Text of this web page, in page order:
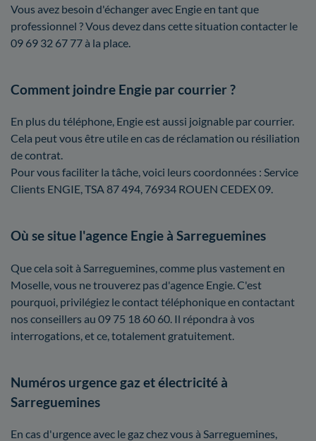
Vous avez besoin d'échanger avec Engie en tant que
professionnel ? Vous devez dans cette situation contacter le
09 69 32 67 77 à la place.
Comment joindre Engie par courrier ?
En plus du téléphone, Engie est aussi joignable par courrier.
Cela peut vous être utile en cas de réclamation ou résiliation
de contrat.
Pour vous faciliter la tâche, voici leurs coordonnées : Service
Clients ENGIE, TSA 87 494, 76934 ROUEN CEDEX 09.
Où se situe l'agence Engie à Sarreguemines
Que cela soit à Sarreguemines, comme plus vastement en
Moselle, vous ne trouverez pas d'agence Engie. C'est
pourquoi, privilégiez le contact téléphonique en contactant
nos conseillers au 09 75 18 60 60. Il répondra à vos
interrogations, et ce, totalement gratuitement.
Numéros urgence gaz et électricité à
Sarreguemines
En cas d'urgence avec le gaz chez vous à Sarreguemines,